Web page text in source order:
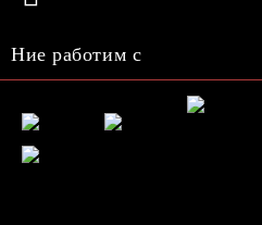
Ние работим с